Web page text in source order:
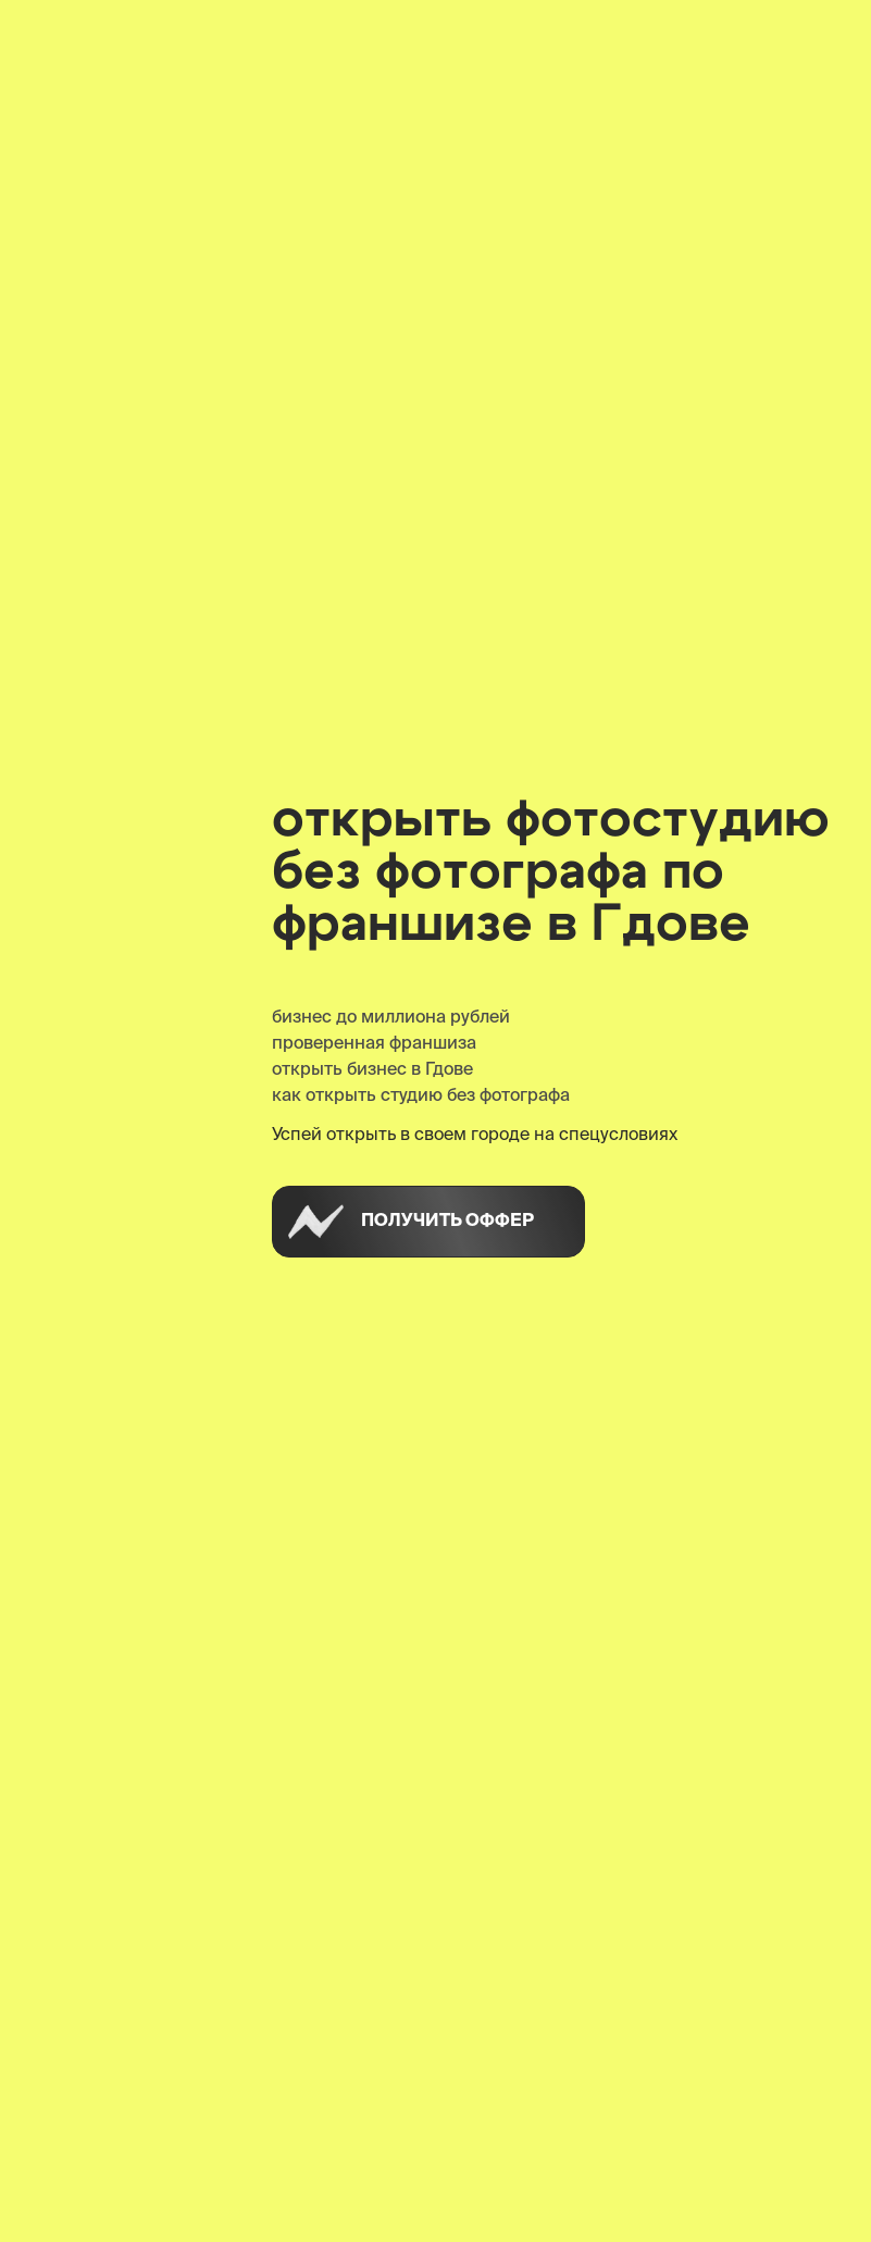
открыть фотостудию
без фотографа по
франшизе в Гдове
бизнес до миллиона рублей
проверенная франшиза
открыть бизнес в Гдове
как открыть студию без фотографа
Успей открыть в своем городе на спецусловиях
ПОЛУЧИТЬ ОФФЕР